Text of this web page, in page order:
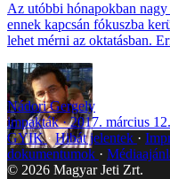
Az utóbbi hónapokban
ennek kapcsán fókuszba
lehet mérni az oktatásban.
Nádori Gergely
impakták
2017. március
GYIK Hibát jelentek
dokumentumok
© 2026 Magyar Jeti Zrt.